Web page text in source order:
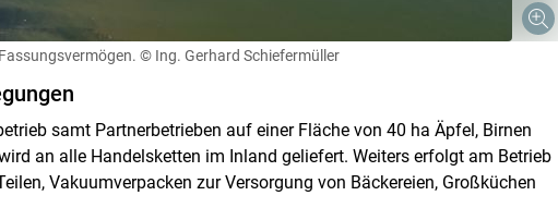
© Ing. Gerhard Schiefermüller
samt Partnerbetrieben auf einer Fläche von 40 ha Äpfel, Birnen
an alle Handelsketten im Inland geliefert. Weiters erfolgt am Betrieb
Vakuumverpacken zur Versorgung von Bäckereien, Großküchen